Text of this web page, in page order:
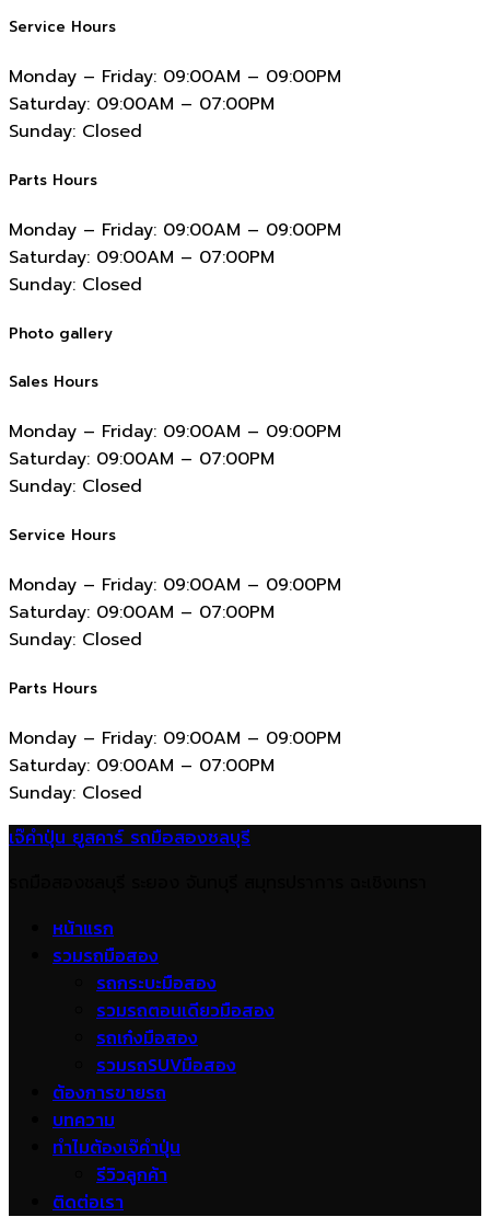
Service Hours
Monday – Friday: 09:00AM – 09:00PM
Saturday: 09:00AM – 07:00PM
Sunday: Closed
Parts Hours
Monday – Friday: 09:00AM – 09:00PM
Saturday: 09:00AM – 07:00PM
Sunday: Closed
Photo gallery
Sales Hours
Monday – Friday: 09:00AM – 09:00PM
Saturday: 09:00AM – 07:00PM
Sunday: Closed
Service Hours
Monday – Friday: 09:00AM – 09:00PM
Saturday: 09:00AM – 07:00PM
Sunday: Closed
Parts Hours
Monday – Friday: 09:00AM – 09:00PM
Saturday: 09:00AM – 07:00PM
Sunday: Closed
เจ๊คำปุ่น ยูสคาร์ รถมือสองชลบุรี
หน้าแรก
รวมรถมือสอง
รถกระบะมือสอง
รวมรถตอนเดียวมือสอง
รถเก๋งมือสอง
รวมรถSUVมือสอง
ต้องการขายรถ
บทความ
ทำไมต้องเจ๊คำปุ่น
รีวิวลูกค้า
ติดต่อเรา